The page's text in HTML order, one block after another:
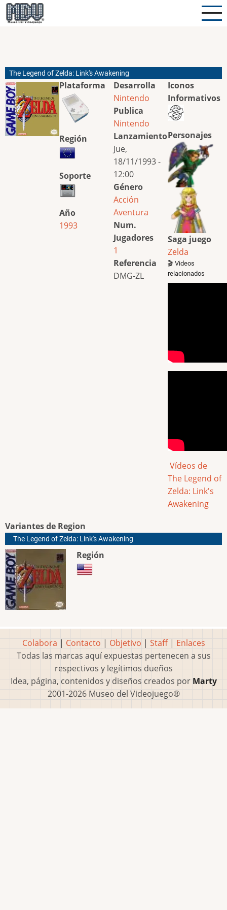
Pasar
al
The Legend of Zelda: Link's Awakening
Plataforma
Región
Soporte
Año
1993
Desarrolla
Nintendo
Publica
Nintendo
Lanzamiento
Jue,
18/11/1993 -
12:00
Género
Acción
Aventura
Num.
Jugadores
1
Referencia
DMG-ZL
Iconos
Informativos
Personajes
Saga juego
Zelda
🎬 Videos
relacionados
Vídeos de
The Legend of
Zelda: Link's
Awakening
Variantes de Region
The Legend of Zelda: Link's Awakening
Región
Colabora | Contacto | Objetivo | Staff| Enlaces
Todas las marcas aquí expuestas pertenecen a sus
respectivos y legítimos dueños
Idea, página, contenidos y diseños creados por Marty
2001-2026 Museo del Videojuego®